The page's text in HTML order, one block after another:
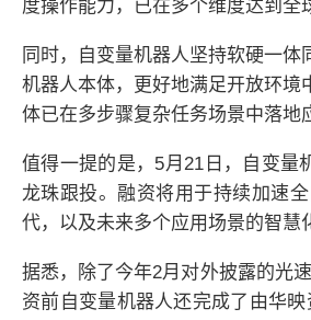
度操作能力，已在多个维度达到全
同时，自变量机器人坚持软硬一体
机器人本体，更好地满足开放环境
体已在多步骤复杂任务场景中落地
值得一提的是，5月21日，自变量
龙珠跟投。融资将用于持续加速
代，以及未来多个应用场景的智慧
据悉，除了今年2月对外披露的光
资前自变量机器人还完成了由华